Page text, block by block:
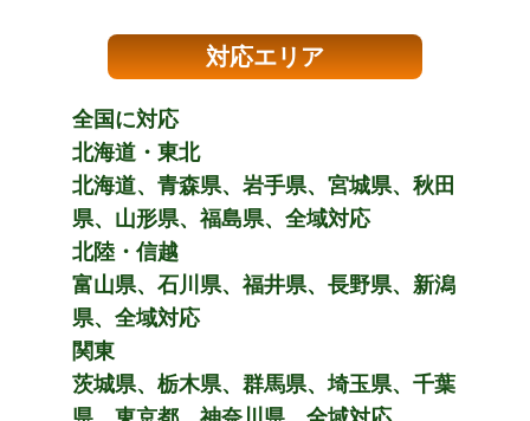
対応エリア
全国に対応
北海道・東北
北海道、青森県、岩手県、宮城県、秋田
県、山形県、福島県、全域対応
北陸・信越
富山県、石川県、福井県、長野県、新潟
県、全域対応
関東
茨城県、栃木県、群馬県、埼玉県、千葉